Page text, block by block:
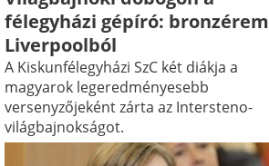
félegyházi gépíró: bronzérem
Liverpoolból
A Kiskunfélegyházi SzC két diákja a
magyarok legeredményesebb
versenyzőjeként zárta az Intersteno-
világbajnokságot.